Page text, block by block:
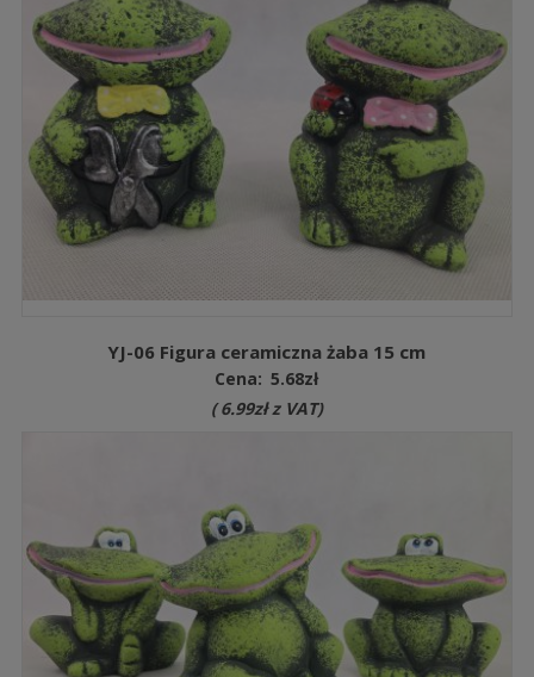
YJ-06 Figura ceramiczna żaba 15 cm
Cena: 5.68zł
( 6.99złz VAT)